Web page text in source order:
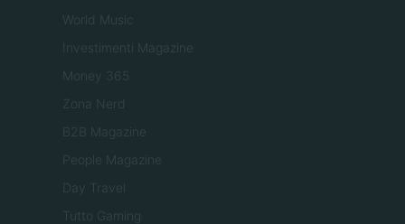
World Music
Investimenti Magazine
Money 365
Zona Nerd
B2B Magazine
People Magazine
Day Travel
Tutto Gaming